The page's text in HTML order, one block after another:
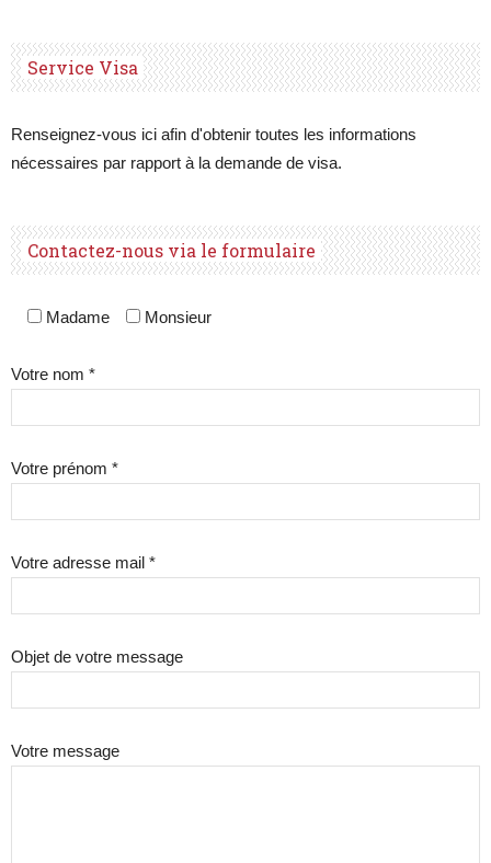
Service Visa
Renseignez-vous ici afin d'obtenir toutes les informations
nécessaires par rapport à la demande de visa.
Contactez-nous via le formulaire
Madame Monsieur
Votre nom *
Votre prénom *
Votre adresse mail *
Objet de votre message
Votre message